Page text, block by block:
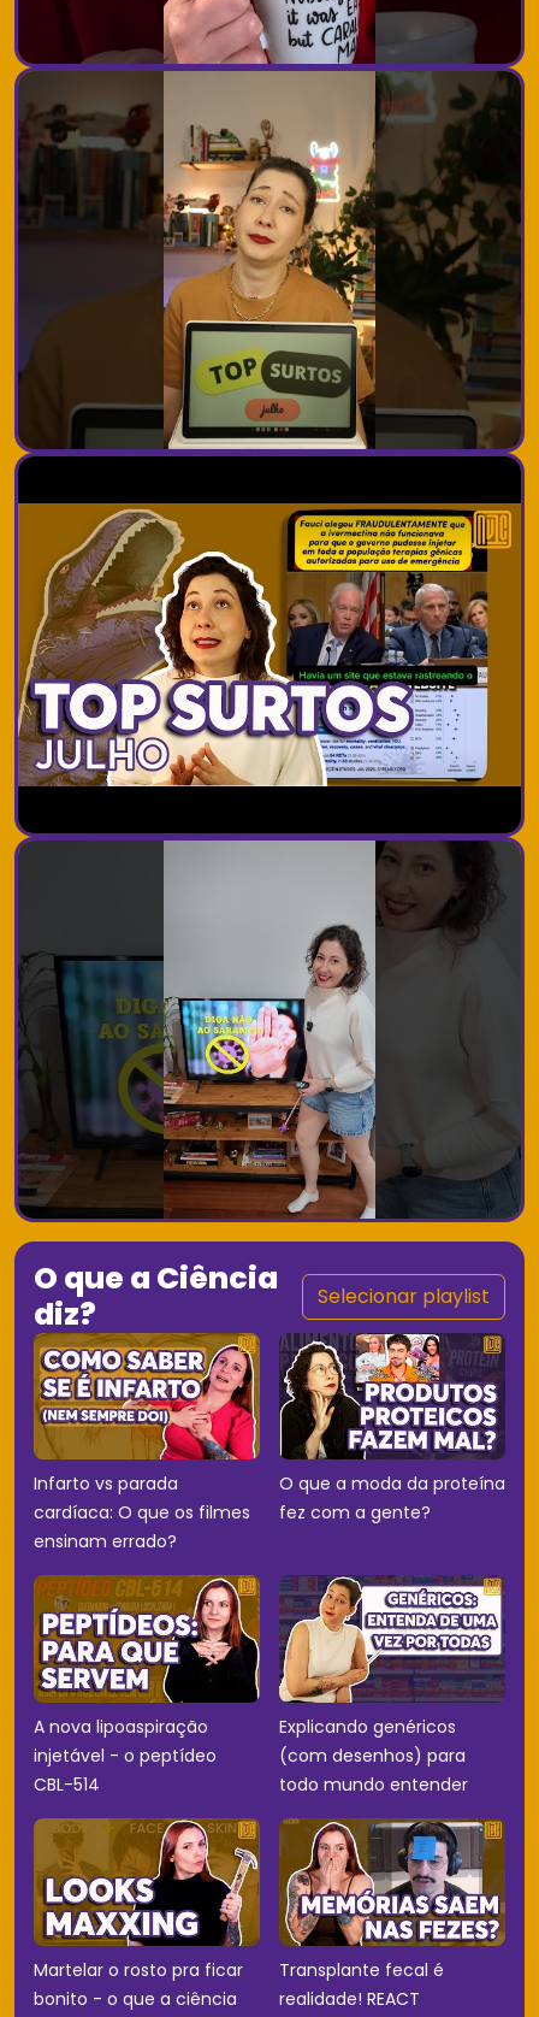
O que a Ciência
diz?
Selecionar playlist
Infarto vs parada
cardíaca: O que os filmes
ensinam errado?
O que a moda da proteína
fez com a gente?
A nova lipoaspiração
injetável - o peptídeo
CBL-514
Explicando genéricos
(com desenhos) para
todo mundo entender
Martelar o rosto pra ficar
bonito - o que a ciência
Transplante fecal é
realidade! REACT